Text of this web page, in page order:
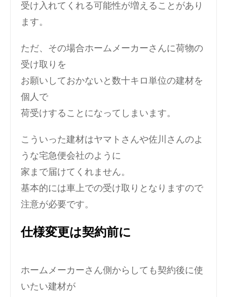
受け入れてくれる可能性が増えることがあり
ます。
ただ、その場合ホームメーカーさんに荷物の
受け取りを
お願いしておかないと数十キロ単位の建材を
個人で
荷受けすることになってしまいます。
こういった建材はヤマトさんや佐川さんのよ
うな宅急便会社のように
家まで届けてくれません。
基本的には車上での受け取りとなりますので
注意が必要です。
仕様変更は契約前に
ホームメーカーさん側からしても契約後に使
いたい建材が